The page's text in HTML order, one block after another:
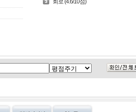
회로 (4.6/10점)